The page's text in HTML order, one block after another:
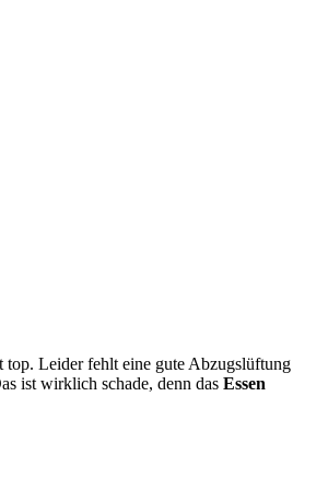
top. Leider fehlt eine gute Abzugslüftung
ist wirklich schade, denn das Essen